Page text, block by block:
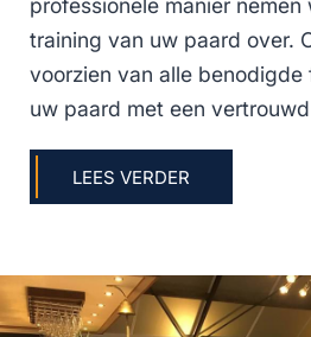
professionele manier
training van uw paard over.
voorzien van alle
uw paard met een
LEES VERDER